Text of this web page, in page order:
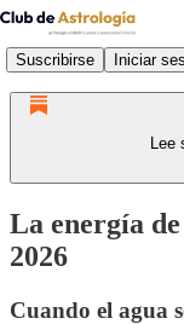
Suscribirse Iniciar
Lee
La energía
2026
Cuando el agua